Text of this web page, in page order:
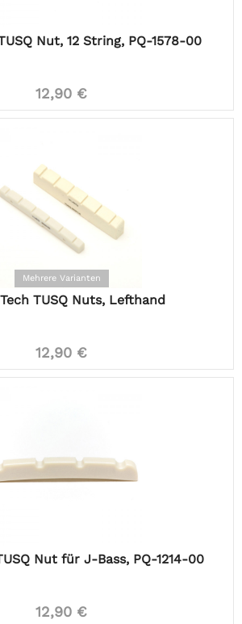
Nut, 12 String, PQ-1578-00
12,90 €
Mehrere Varianten
TUSQ Nuts, Lefthand
12,90 €
Nut für J-Bass, PQ-1214-00
12,90 €